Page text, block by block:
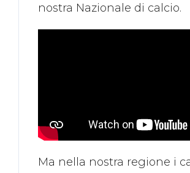
nostra Nazionale di calcio.
Ma nella nostra regione i